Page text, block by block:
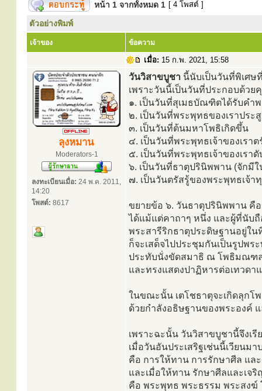
หน้า 1 จากทั้งหมด 1 [ 4 โพสต์ ]
ตัวอย่างพิมพ์
เจ้าของ ข้อความ
เมื่อ: 15 ก.พ. 2021, 15:58
ลุงหมาน
Moderators-1
ลงทะเบียนเมื่อ: 24 พ.ค. 2011,
14:20
โพสต์: 8617
วันวิสาขบูชา นี้นับเป็นวันที่พิเศษ
เพราะวันนี้เป็นวันที่ประกอบด้ว
๑. เป็นวันที่สุเมธบัณฑิตได้รับคำ
๒. เป็นวันที่พระพุทธของเราประ
๓. เป็นวันที่ต้นมหาโพธิเกิดขึ้น
๔. เป็นวันที่พระพุทธเจ้าของเราต
๕. เป็นวันที่พระพุทธเจ้าของเรา
๖. เป็นวันที่ธาตุปรินิพพาน (จักมี
๗. เป็นวันตรัสรู้ของพระพุทธเจ้า
ขยายข้อ ๖. วันธาตุปรินิพพาน คื
ได้แม้แต่คาถาๆ หนึ่ง และผู้ที่นับ
พระสารีริกธาตุประดิษฐานอยู่ใ
ก็จะเสด็จไปประชุมกันเป็นรูปพร
ประทับนั่งขัดสมาธิ ณ โพธิมณฑล
และทรงแสดงปาฏิหารต่อเทวดา
ในขณะนั้น เตโชธาตุจะเกิดลุกโ
ด้วยกำลังอธิษฐานของพระองค์
เพราะฉะนั้น วันวิสาขบูชานี้จึงเ
เมื่อวันอันประเสริฐเช่นนี้เวียนม
คือ การให้ทาน การรักษาศีล แล
และเมื่อให้ทาน รักษาศีลและเจ
คือ พระพุทธ พระธรรม พระสงฆ์